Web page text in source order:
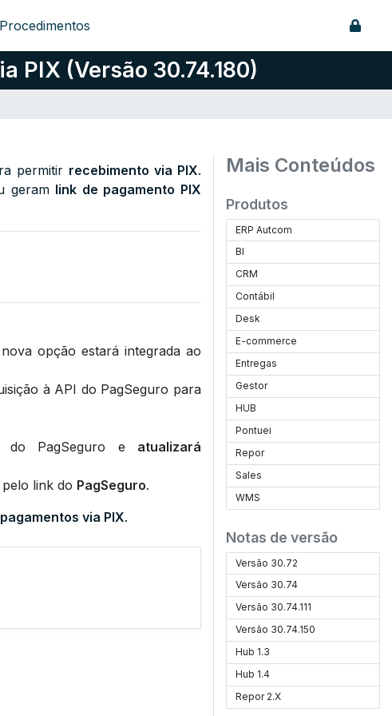
PIX (Versão 30.74.180)
permitir recebimento via PIX.
geram link de pagamento PIX
opção estará integrada ao
à API do PagSeguro para
do PagSeguro e atualizará
link do PagSeguro.
via PIX.
Mais Conteúdos
Produtos
ERP Autcom
BI
CRM
Contábil
Desk
E-commerce
Entregas
Gestor
HUB
Pontuei
Repor
Sales
WMS
Notas de versão
Versão 30.72
Versão 30.74
Versão 30.74.111
Versão 30.74.150
Hub 1.3
Hub 1.4
Repor 2.X